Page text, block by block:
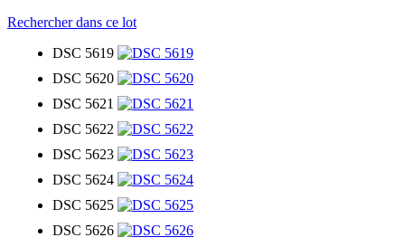
Rechercher dans ce lot
DSC 5619
DSC 5620
DSC 5621
DSC 5622
DSC 5623
DSC 5624
DSC 5625
DSC 5626